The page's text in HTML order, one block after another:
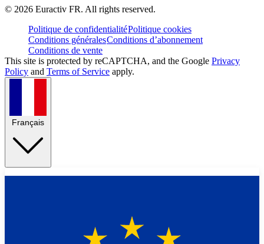
© 2026 Euractiv FR. All rights reserved.
Politique de confidentialitéPolitique cookies
Conditions généralesConditions d’abonnement
Conditions de vente
This site is protected by reCAPTCHA, and the Google Privacy
Policy and Terms of Service apply.
Français